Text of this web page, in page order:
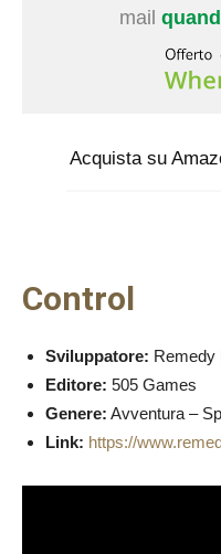
mail
Acquista su
Control
Sviluppatore: Remedy
Editore: 505 Games
Genere: Avventura –
Link: https://